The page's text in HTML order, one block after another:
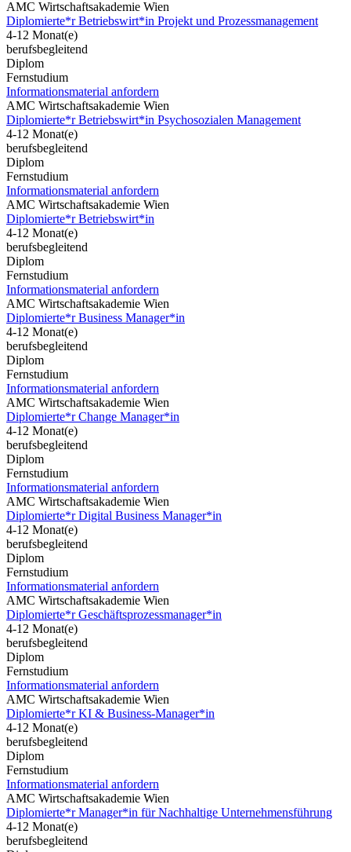
AMC Wirtschaftsakademie Wien
Diplomierte*r Betriebswirt*in Projekt und Prozessmanagement
4-12 Monat(e)
berufsbegleitend
Diplom
Fernstudium
Informationsmaterial anfordern
AMC Wirtschaftsakademie Wien
Diplomierte*r Betriebswirt*in Psychosozialen Management
4-12 Monat(e)
berufsbegleitend
Diplom
Fernstudium
Informationsmaterial anfordern
AMC Wirtschaftsakademie Wien
Diplomierte*r Betriebswirt*in
4-12 Monat(e)
berufsbegleitend
Diplom
Fernstudium
Informationsmaterial anfordern
AMC Wirtschaftsakademie Wien
Diplomierte*r Business Manager*in
4-12 Monat(e)
berufsbegleitend
Diplom
Fernstudium
Informationsmaterial anfordern
AMC Wirtschaftsakademie Wien
Diplomierte*r Change Manager*in
4-12 Monat(e)
berufsbegleitend
Diplom
Fernstudium
Informationsmaterial anfordern
AMC Wirtschaftsakademie Wien
Diplomierte*r Digital Business Manager*in
4-12 Monat(e)
berufsbegleitend
Diplom
Fernstudium
Informationsmaterial anfordern
AMC Wirtschaftsakademie Wien
Diplomierte*r Geschäftsprozessmanager*in
4-12 Monat(e)
berufsbegleitend
Diplom
Fernstudium
Informationsmaterial anfordern
AMC Wirtschaftsakademie Wien
Diplomierte*r KI & Business-Manager*in
4-12 Monat(e)
berufsbegleitend
Diplom
Fernstudium
Informationsmaterial anfordern
AMC Wirtschaftsakademie Wien
Diplomierte*r Manager*in für Nachhaltige Unternehmensführung
4-12 Monat(e)
berufsbegleitend